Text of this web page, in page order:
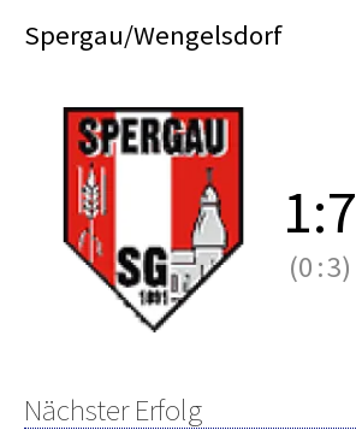
Spergau/Wengelsdorf
1:7
(0:3)
Nächster Erfolg